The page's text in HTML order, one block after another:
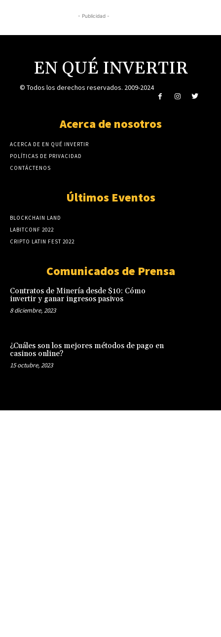
- Publicidad -
EN QUÉ INVERTIR
© Todos los derechos reservados. 2009-2024
Acerca de nosotros
ACERCA DE EN QUÉ INVERTIR
POLÍTICAS DE PRIVACIDAD
CONTÁCTENOS
Últimos Eventos
BLOCKCHAIN LAND
LABITCONF 2022
CRIPTO LATIN FEST 2022
Comunicados de Prensa
Contratos de Minería desde $10: Cómo
invertir y ganar ingresos pasivos
8 diciembre, 2023
¿Cuáles son los mejores métodos de pago en
casinos online?
15 octubre, 2023